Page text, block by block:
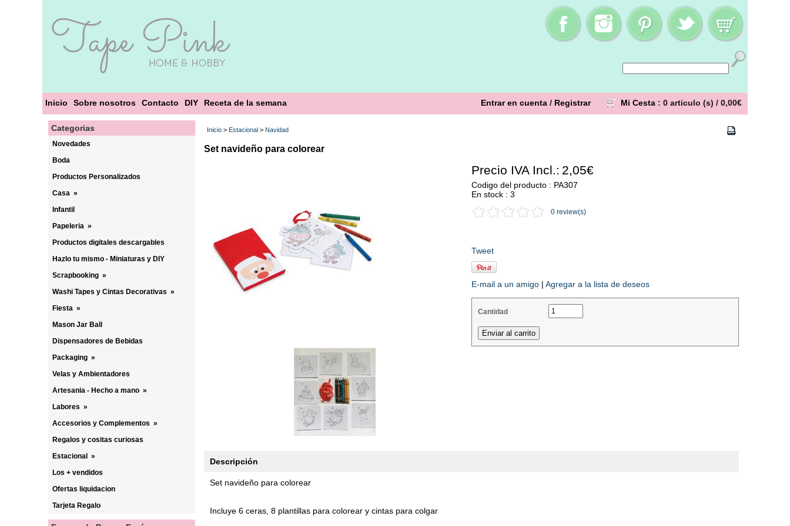
Inicio Sobre nosotros Contacto DIY Receta de la semana Entrar en cuenta / Registrar Mi Cesta : 0 articulo (s) / 0,00€
Categorias
Novedades
Boda
Productos Personalizados
Casa »
Infantil
Papeleria »
Productos digitales descargables
Hazlo tu mismo - Miniaturas y DIY
Scrapbooking »
Washi Tapes y Cintas Decorativas »
Fiesta »
Mason Jar Ball
Dispensadores de Bebidas
Packaging »
Velas y Ambientadores
Artesania - Hecho a mano »
Labores »
Accesorios y Complementos »
Regalos y cositas curiosas
Estacional
»
Los + vendidos
Ofertas liquidacion
Tarjeta Regalo
Inicio > Estacional > Navidad
Set navideño para colorear
Precio IVA Incl.: 2,05€
Codigo del producto : PA307
En stock : 3
0 review(s)
Tweet
E-mail a un amigo | Agregar a la lista de deseos
Cantidad
Descripción
Set navideño para colorear
Incluye 6 ceras, 8 plantillas para colorear y cintas para colgar